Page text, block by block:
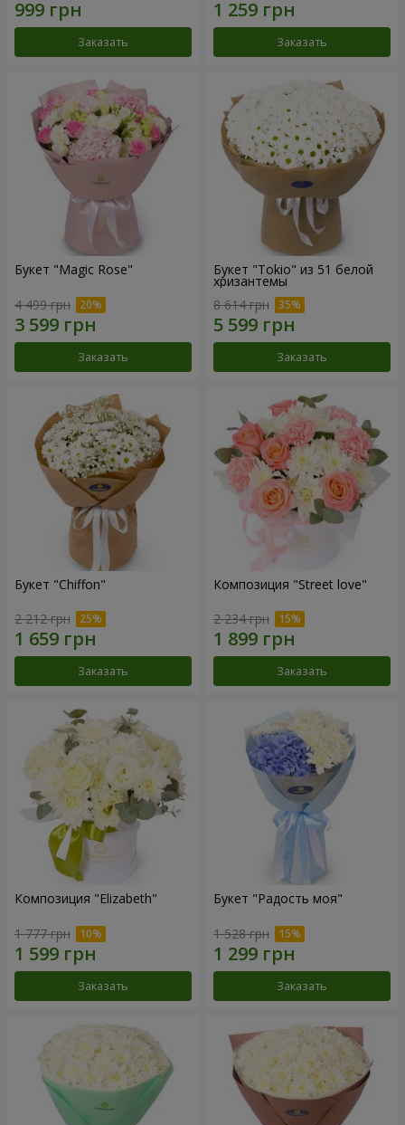
Заказать Заказать
Букет "Magic Rose"
4 499 грн
Заказать
Букет "Tokio" из 51 белой
хризантемы
8 614 грн
Заказать
Букет "Chiffon"
2 212 грн
Заказать
Композиция "Street love"
2 234 грн
Заказать
Композиция "Elizabeth"
1 777 грн
Заказать
Букет "Радость моя"
1 528 грн
Заказать